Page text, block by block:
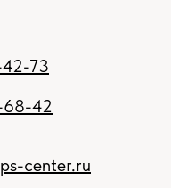
73
42
center.ru